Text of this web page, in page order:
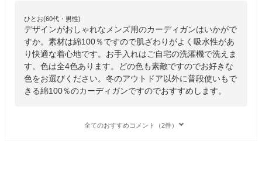
ひとお(60代・男性)
デザインがおしゃれなメンズ用のカーディガンはいかがで
すか。素材は綿100％ですので肌ざわりがよく吸水性があ
り快適な着心地です。お手入れはご自宅の洗濯機で洗えま
す。色は全4色あります。どの色も素敵ですのでお好きな
色をお選びください。冬のアウトドア以外に普段使いもで
きる綿100％のカーディガンですのでおすすめします。
全てのおすすめコメント（2件）